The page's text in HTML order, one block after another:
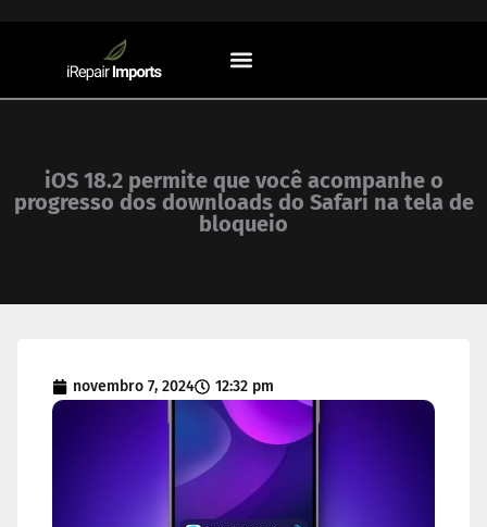
iOS 18.2 permite que você acompanhe o
progresso dos downloads do Safari na tela de
bloqueio
novembro 7, 2024 12:32 pm